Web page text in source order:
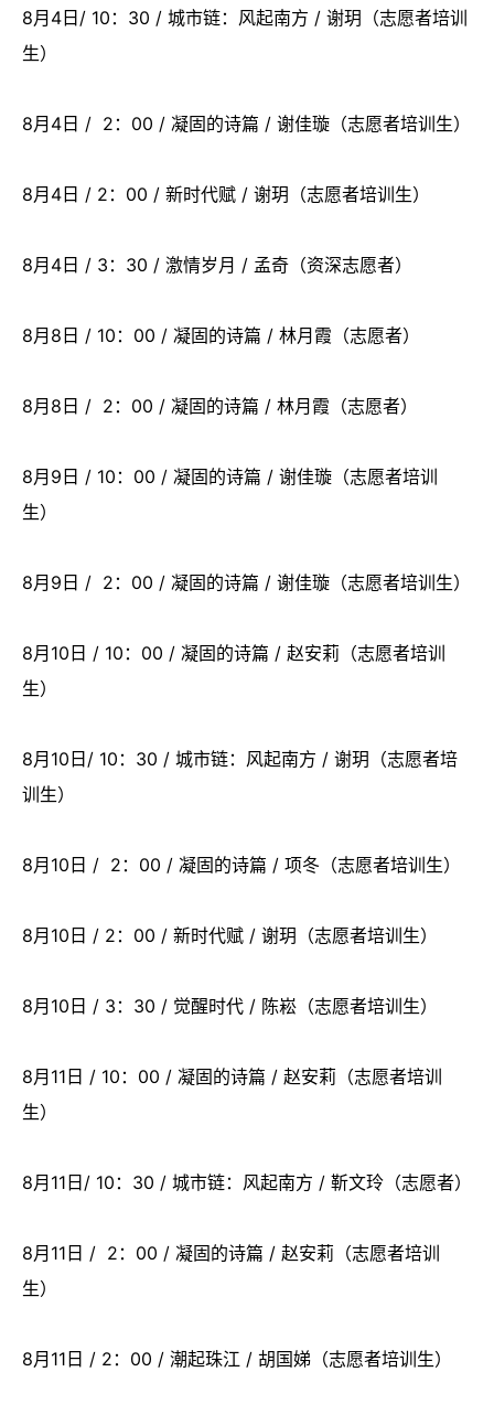
8月4日/ 10：30 / 城市链：风起南方 / 谢玥（志愿者培训
生）
8月4日 / 2：00 / 凝固的诗篇 / 谢佳璇（志愿者培训生）
8月4日 / 2：00 / 新时代赋 / 谢玥（志愿者培训生）
8月4日 / 3：30 / 激情岁月 / 孟奇（资深志愿者）
8月8日 / 10：00 / 凝固的诗篇 / 林月霞（志愿者）
8月8日 / 2：00 / 凝固的诗篇 / 林月霞（志愿者）
8月9日 / 10：00 / 凝固的诗篇 / 谢佳璇（志愿者培训
生）
8月9日 / 2：00 / 凝固的诗篇 / 谢佳璇（志愿者培训生）
8月10日 / 10：00 / 凝固的诗篇 / 赵安莉（志愿者培训
生）
8月10日/ 10：30 / 城市链：风起南方 / 谢玥（志愿者培
训生）
8月10日 / 2：00 / 凝固的诗篇 / 项冬（志愿者培训生）
8月10日 / 2：00 / 新时代赋 / 谢玥（志愿者培训生）
8月10日 / 3：30 / 觉醒时代 / 陈崧（志愿者培训生）
8月11日 / 10：00 / 凝固的诗篇 / 赵安莉（志愿者培训
生）
8月11日/ 10：30 / 城市链：风起南方 / 靳文玲（志愿者）
8月11日 / 2：00 / 凝固的诗篇 / 赵安莉（志愿者培训
生）
8月11日 / 2：00 / 潮起珠江 / 胡国娣（志愿者培训生）